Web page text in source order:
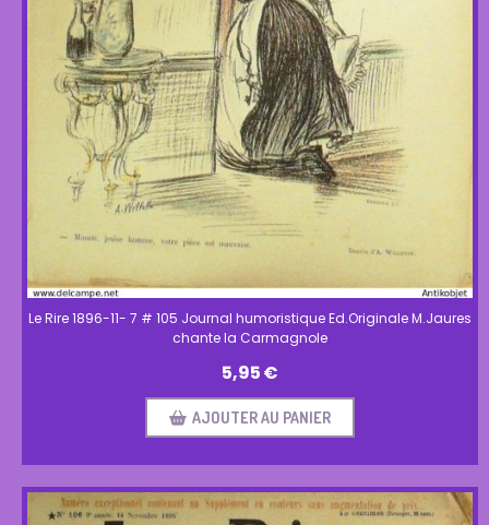
Le Rire 1896-11- 7 # 105 Journal humoristique Ed.Originale M.Jaures
chante la Carmagnole
5,95€
AJOUTER AU PANIER